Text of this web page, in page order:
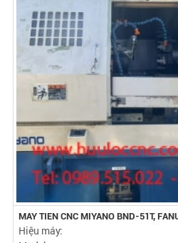
MAY TIEN CNC MIYANO BND-51T,
Hiệu máy: